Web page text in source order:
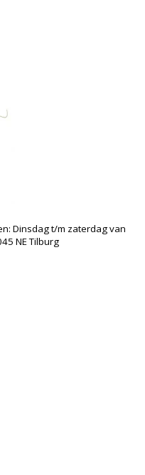
Dinsdag t/m zaterdag van
NE Tilburg